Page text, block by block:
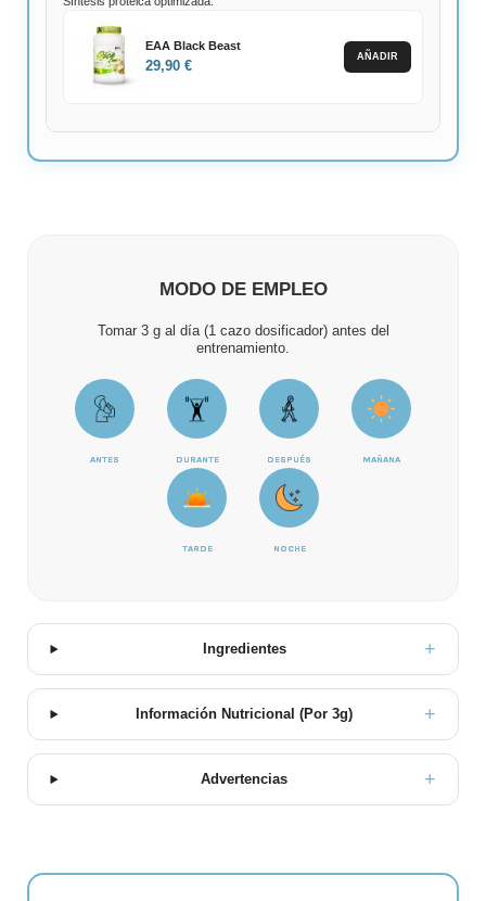
MODO DE EMPLEO
Tomar 3 g al día (1 cazo dosificador) antes del
entrenamiento.
ANTES DURANTE DESPUÉS MAÑANA
TARDE NOCHE
Ingredientes
Información Nutricional (Por 3g)
Advertencias
EAA Black Beast
29,90 €
AÑADIR